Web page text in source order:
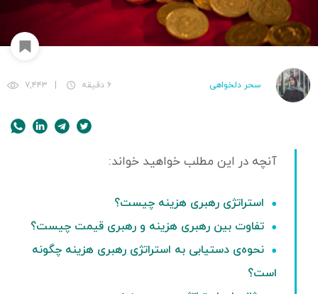
سحر دلخواهی ۶ دقیقه ۷,۴۴۳
استراتژی رهبری هزینه چیست؟
تفاوت بین رهبری هزینه و رهبری قیمت چیست؟
نحوه‌ی دستیابی به استراتژی رهبری هزینه چگونه
است؟